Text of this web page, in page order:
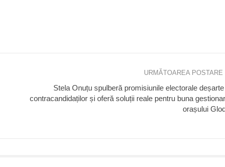
URMĂTOAREA POSTARE
Stela Onuțu spulberă promisiunile electorale
contracandidaților și oferă soluții reale pentru buna
orașului